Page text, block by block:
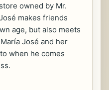
owned by Mr.
makes friends
age, but also meets
José and her
when he comes